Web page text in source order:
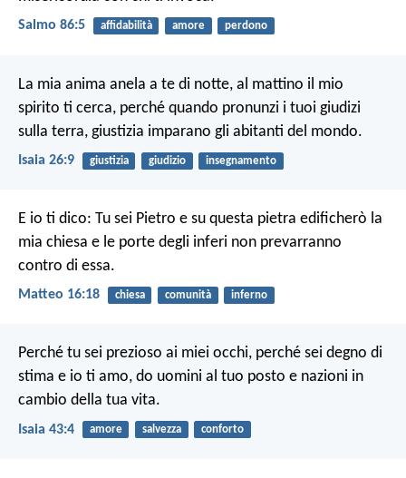
Salmo 86:5 affidabilità amore perdono
La mia anima anela a te di notte, al mattino il mio
spirito ti cerca, perché quando pronunzi i tuoi giudizi
sulla terra, giustizia imparano gli abitanti del mondo.
Isaia 26:9 giustizia giudizio insegnamento
E io ti dico: Tu sei Pietro e su questa pietra edificherò la
mia chiesa e le porte degli inferi non prevarranno
contro di essa.
Matteo 16:18 chiesa comunità inferno
Perché tu sei prezioso ai miei occhi, perché sei degno di
stima e io ti amo, do uomini al tuo posto e nazioni in
cambio della tua vita.
Isaia 43:4 amore salvezza conforto